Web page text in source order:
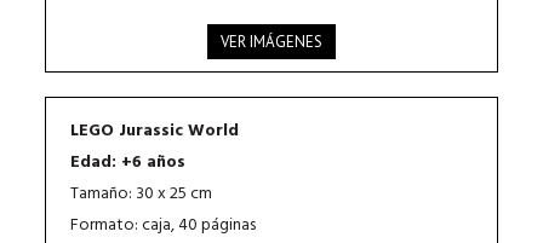
VER IMÁGENES
LEGO Jurassic World
Edad: +6 años
Tamaño: 30 x 25 cm
Formato: caja, 40 páginas